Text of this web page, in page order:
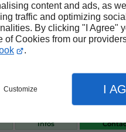
content and ads, as
traffic and optimizing
By clicking "I Agree"
of Cookies from our
.
Customize I
Infos
de